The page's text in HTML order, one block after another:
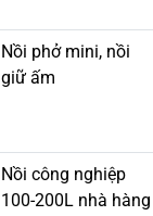
Nồi phở mini, nồi
giữ ấm
Nồi công nghiệp
100-200L nhà hàng